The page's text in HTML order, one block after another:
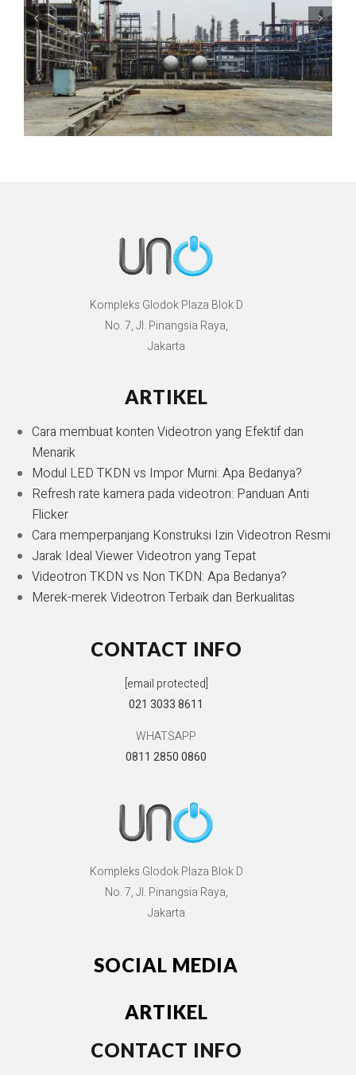
Kompleks Glodok Plaza Blok D
No. 7, Jl. Pinangsia Raya,
Jakarta
ARTIKEL
Cara membuat konten Videotron yang Efektif dan
Menarik
Modul LED TKDN vs Impor Murni: Apa Bedanya?
Refresh rate kamera pada videotron: Panduan Anti
Flicker
Cara memperpanjang Konstruksi Izin Videotron Resmi
Jarak Ideal Viewer Videotron yang Tepat
Videotron TKDN vs Non TKDN: Apa Bedanya?
Merek-merek Videotron Terbaik dan Berkualitas
CONTACT INFO
[email protected]
021 3033 8611
WHATSAPP
0811 2850 0860
Kompleks Glodok Plaza Blok D
No. 7, Jl. Pinangsia Raya,
Jakarta
SOCIAL MEDIA
ARTIKEL
CONTACT INFO